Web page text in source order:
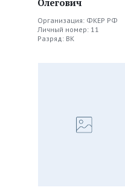
Олегович
Организация: ФКЕР РФ
Личный номер: 11
Разряд: ВК